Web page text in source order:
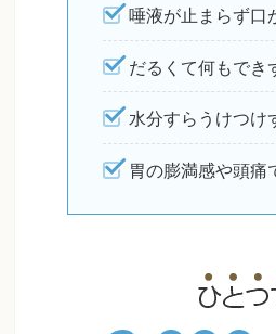
唾液が止まらず口
だるくて何もでき
水分すらうけつけ
胃の膨満感や頭痛